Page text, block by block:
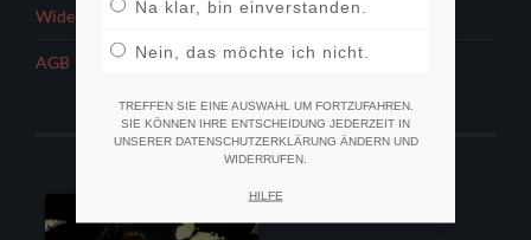
Widerrufsbelehrung
AGB
Na klar, bin einverstanden.
Nein, das möchte ich nicht.
TREFFEN SIE EINE AUSWAHL UM FORTZUFAHREN.
SIE KÖNNEN IHRE ENTSCHEIDUNG JEDERZEIT IN
UNSERER DATENSCHUTZERKLÄRUNG ÄNDERN UND
WIDERRUFEN.
HILFE